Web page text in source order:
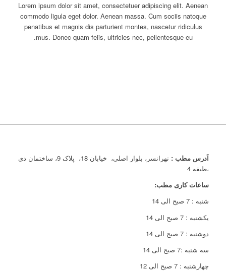
Lorem ipsum dolor sit amet, consectetuer adipiscing elit. Aenean
commodo ligula eget dolor. Aenean massa. Cum sociis natoque
penatibus et magnis dis parturient montes, nascetur ridiculus
mus. Donec quam felis, ultricies nec, pellentesque eu.
آدرس مطب :
تهرانسر، بلوار اصلی، خیابان 18، پلاک 9، ساختمان دی
،طبقه 4
ساعات کاری مطب:
شنبه : 7 صبح الی 14
یکشنبه : 7 صبح الی 14
دوشنبه : 7 صبح الی 14
سه شنبه :7 صبح الی 14
چهارشنبه : 7 صبح الی 12